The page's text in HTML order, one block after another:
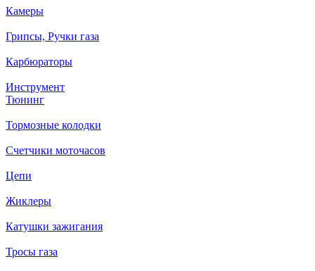
Камеры
Грипсы, Ручки газа
Карбюраторы
Инструмент
Тюнинг
Тормозные колодки
Счетчики моточасов
Цепи
Жиклеры
Катушки зажигания
Тросы газа